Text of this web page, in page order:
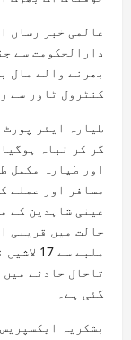
عالمی خبر رساں
دارالحکومت سے
بھرنے والے مال
کنٹرول ٹاور سے
طیارہ ایئر پورٹ
گر کر تباہ
مسافر اور عملے کے 2 افراد سوار
عینی شاہدین کے
حالت میں قریبی
ملبے
تاحال حادثے
گئی ہے۔
بشکریہ